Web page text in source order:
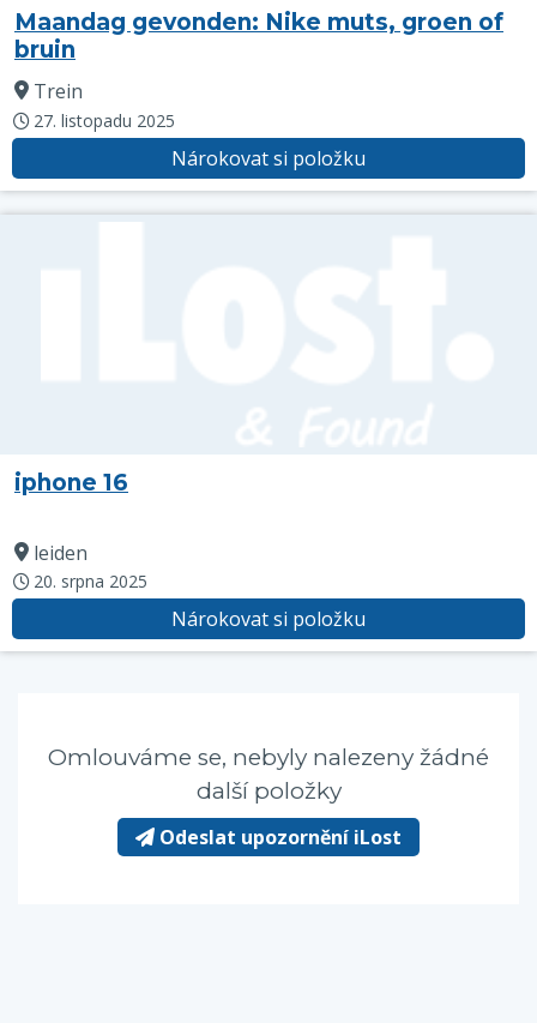
Maandag gevonden: Nike muts, groen of
bruin
Trein
27. listopadu 2025
Nárokovat si položku
iphone 16
leiden
20. srpna 2025
Nárokovat si položku
Omlouváme se, nebyly nalezeny žádné
další položky
Odeslat upozornění iLost